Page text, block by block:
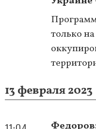
только
13 февраля 2023